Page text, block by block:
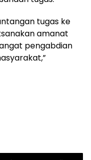
tugas ke
amanat
pengabdian